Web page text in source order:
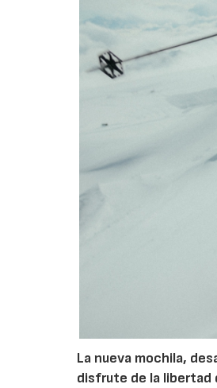
La nueva mochila,
disfrute de la libertad